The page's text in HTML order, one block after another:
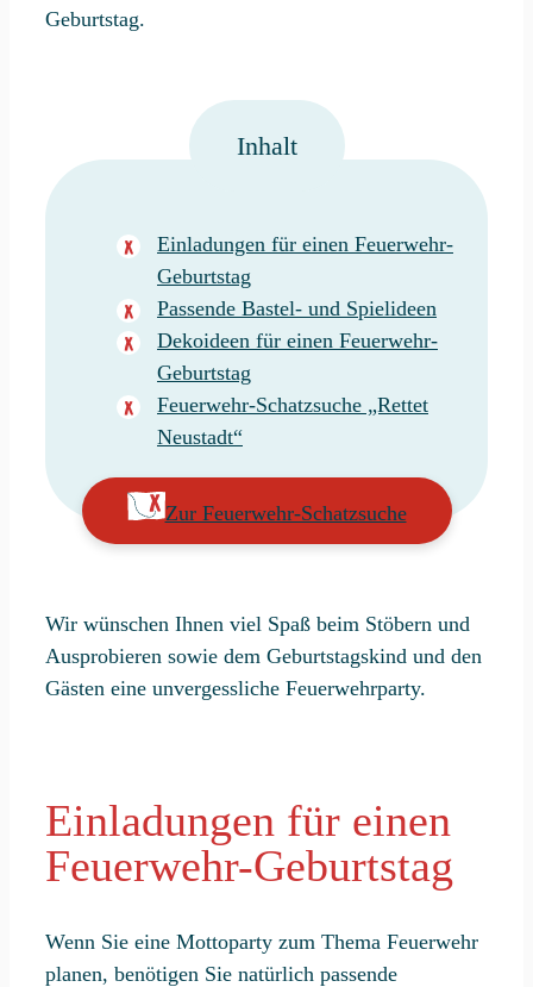
Geburtstag.
Inhalt
Einladungen für einen Feuerwehr-
Geburtstag
Passende Bastel- und Spielideen
Dekoideen für einen Feuerwehr-
Geburtstag
Feuerwehr-Schatzsuche „Rettet
Neustadt“
Zur Feuerwehr-Schatzsuche
Wir wünschen Ihnen viel Spaß beim Stöbern und
Ausprobieren sowie dem Geburtstagskind und den
Gästen eine unvergessliche Feuerwehrparty.
Einladungen für einen
Feuerwehr-Geburtstag
Wenn Sie eine Mottoparty zum Thema Feuerwehr
planen, benötigen Sie natürlich passende